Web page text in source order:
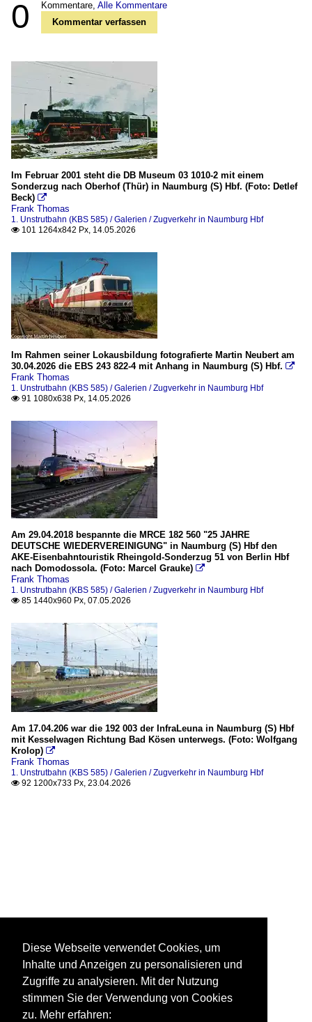
0 Kommentare, Alle Kommentare
Kommentar verfassen
Im Februar 2001 steht die DB Museum 03 1010-2 mit einem
Sonderzug nach Oberhof (Thür) in Naumburg (S) Hbf. (Foto: Detlef
Beck) 
Frank Thomas
1. Unstrutbahn (KBS 585) / Galerien / Zugverkehr in Naumburg Hbf
 101 1264x842 Px, 14.05.2026
Im Rahmen seiner Lokausbildung fotografierte Martin Neubert am
30.04.2026 die EBS 243 822-4 mit Anhang in Naumburg (S) Hbf. 
Frank Thomas
1. Unstrutbahn (KBS 585) / Galerien / Zugverkehr in Naumburg Hbf
 91 1080x638 Px, 14.05.2026
Am 29.04.2018 bespannte die MRCE 182 560 "25 JAHRE
DEUTSCHE WIEDERVEREINIGUNG" in Naumburg (S) Hbf den
AKE-Eisenbahntouristik Rheingold-Sonderzug 51 von Berlin Hbf
nach Domodossola. (Foto: Marcel Grauke) 
Frank Thomas
1. Unstrutbahn (KBS 585) / Galerien / Zugverkehr in Naumburg Hbf
 85 1440x960 Px, 07.05.2026
Am 17.04.206 war die 192 003 der InfraLeuna in Naumburg (S) Hbf
mit Kesselwagen Richtung Bad Kösen unterwegs. (Foto: Wolfgang
Krolop) 
Frank Thomas
1. Unstrutbahn (KBS 585) / Galerien / Zugverkehr in Naumburg Hbf
 92 1200x733 Px, 23.04.2026
Diese Webseite verwendet Cookies, um
Inhalte und Anzeigen zu personalisieren und
Zugriffe zu analysieren. Mit der Nutzung
stimmen Sie der Verwendung von Cookies
zu. Mehr erfahren: